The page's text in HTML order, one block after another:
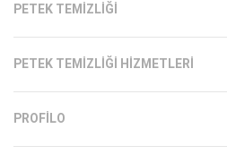
PETEK TEMIZLIĞI
PETEK TEMIZLIĞI HIZMETLERI
PROFILO